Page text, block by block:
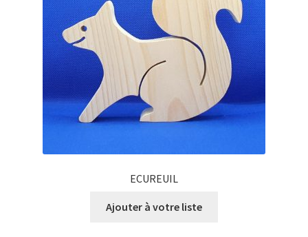
ECUREUIL
Ajouter à votre liste